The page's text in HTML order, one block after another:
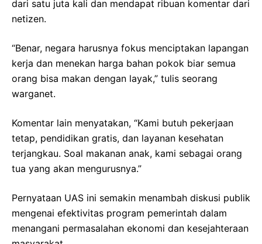
dari satu juta kali dan mendapat ribuan komentar dari
netizen.
“Benar, negara harusnya fokus menciptakan lapangan
kerja dan menekan harga bahan pokok biar semua
orang bisa makan dengan layak,” tulis seorang
warganet.
Komentar lain menyatakan, “Kami butuh pekerjaan
tetap, pendidikan gratis, dan layanan kesehatan
terjangkau. Soal makanan anak, kami sebagai orang
tua yang akan mengurusnya.”
Pernyataan UAS ini semakin menambah diskusi publik
mengenai efektivitas program pemerintah dalam
menangani permasalahan ekonomi dan kesejahteraan